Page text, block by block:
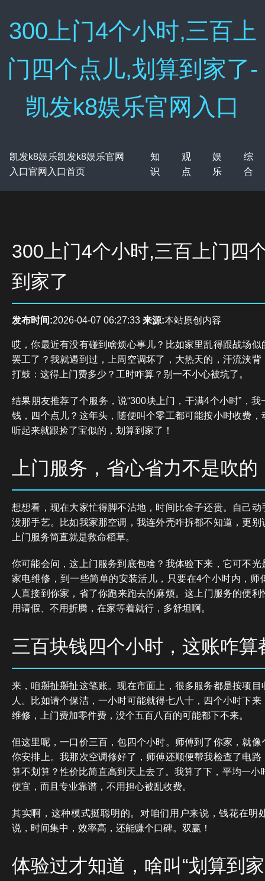
300上门4个小时,三百上
门四个点儿,划算到家了-
凯发k8娱乐官网入口
凯发k8娱乐凯发k8娱乐官网
入口官网入口首页
知
识
观
点
娱
乐
综
合
300上门4个小时,三百上门四
到家了
发布时间:2026-04-07 06:27:33 来源:本站原创内容
哎，你最近有没有碰到啥烦心事儿？比如家里乱得跟战场
罢工了？我就遇到过，上周空调坏了，大热天的，汗流浃
打鼓：这得上门费多少？工时咋算？别一不小心被坑了。
结果朋友推荐了个服务，说“300块上门，干满4个小时”，
钱，四个点儿？这年头，随便叫个零工都可能按小时收费
听起来就跟捡了宝似的，划算到家了！
上门服务，省心省力不是吹的
想想看，现在大家忙得脚不沾地，时间比金子还贵。自己
没那手艺。比如我家那空调，我连外壳咋拆都不知道，更
上门服务简直就是救命稻草。
你可能会问，这上门服务到底包啥？我体验下来，它可不
家电维修，到一些简单的安装活儿，只要在4个小时内，师
人直接到你家，省了你跑来跑去的麻烦。这上门服务的便
用请假、不用折腾，在家等着就行，多舒坦啊。
三百块钱四个小时，这账咋算
来，咱掰扯掰扯这笔账。现在市面上，很多服务都是按项
人。比如请个保洁，一小时可能就得七八十，四个小时下
维修，上门费加零件费，没个五百八百的可能都下不来。
但这里呢，一口价三百，包四个小时。师傅到了你家，就
你安排上。我那次空调修好了，师傅还顺便帮我检查了电
算不划算？性价比简直高到天上去了。我算了下，平均一小
便宜，而且专业靠谱，不用担心被乱收费。
其实啊，这种模式挺聪明的。对咱们用户来说，钱花在明
说，时间集中，效率高，还能赚个口碑。双赢！
体验过才知道，啥叫“划算到